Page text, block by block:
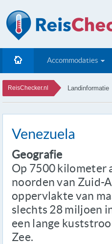
Accommodaties
ReisChecker.nl Landinformatie
Venezuela
Geografie
Op 7500 kilometer
noorden van Zuid-
oppervlakte van
slechts 28 miljoen
een lange
Zee.